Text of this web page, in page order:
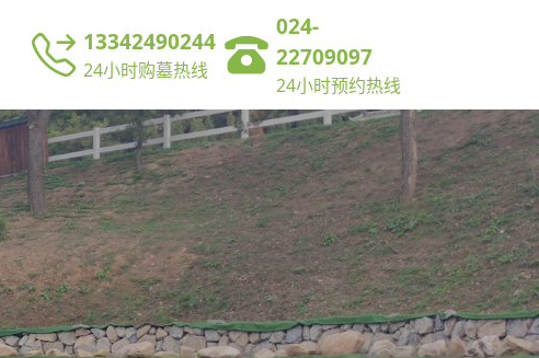
13342490244
24小时购墓热线
024-
22709097
24小时预约热线